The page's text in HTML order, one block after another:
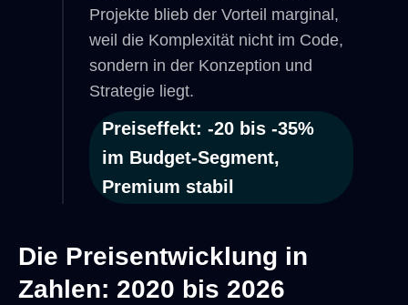
Projekte blieb der Vorteil marginal,
weil die Komplexität nicht im Code,
sondern in der Konzeption und
Strategie liegt.
Preiseffekt: -20 bis -35%
im Budget-Segment,
Premium stabil
Die Preisentwicklung in
Zahlen: 2020 bis 2026